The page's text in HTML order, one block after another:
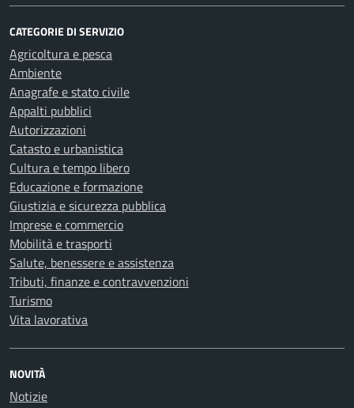
CATEGORIE DI SERVIZIO
Agricoltura e pesca
Ambiente
Anagrafe e stato civile
Appalti pubblici
Autorizzazioni
Catasto e urbanistica
Cultura e tempo libero
Educazione e formazione
Giustizia e sicurezza pubblica
Imprese e commercio
Mobilità e trasporti
Salute, benessere e assistenza
Tributi, finanze e contravvenzioni
Turismo
Vita lavorativa
NOVITÀ
Notizie